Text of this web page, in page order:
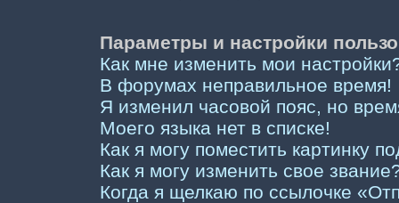
Параметры и настройки
Как мне изменить мои
В форумах неправильное время!
Я изменил часовой пояс, но
Моего языка нет в списке!
Как я могу поместить картинку
Как я могу изменить свое
Когда я щелкаю по ссылочке